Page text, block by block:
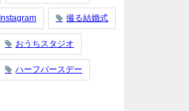
Instagram 撮る結婚式
おうちスタジオ
ハーフバースデー